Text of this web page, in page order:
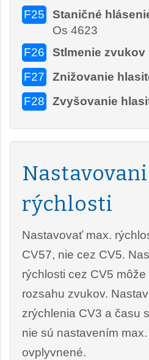
F25
Staničné
Os 4623
F26
Stlmenie zvukov
F27
Znižovanie
F28
Zvyšovanie
rýchlosti
Nastavovať max.
CV57, nie cez CV5.
rýchlosti cez CV5
rozsahu zvukov.
zrýchlenia CV3 a času
nie sú nastavením
ovplyvnené.